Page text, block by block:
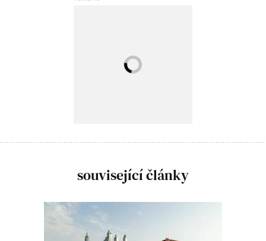
související články